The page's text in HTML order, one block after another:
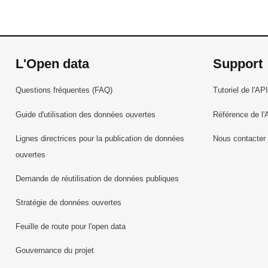
L'Open data
Questions fréquentes (FAQ)
Guide d'utilisation des données ouvertes
Lignes directrices pour la publication de données
ouvertes
Demande de réutilisation de données publiques
Stratégie de données ouvertes
Feuille de route pour l'open data
Gouvernance du projet
Support
Tutoriel de l'API
Référence de
Nous contacter